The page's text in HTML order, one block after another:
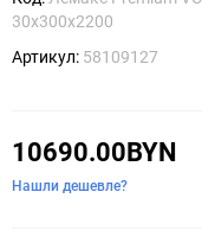
30х300х2200
Артикул: 58109127
10690.00BYN
Нашли дешевле?